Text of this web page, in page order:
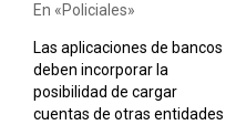
En «Policiales»
Las aplicaciones de bancos
deben incorporar la
posibilidad de cargar
cuentas de otras entidades